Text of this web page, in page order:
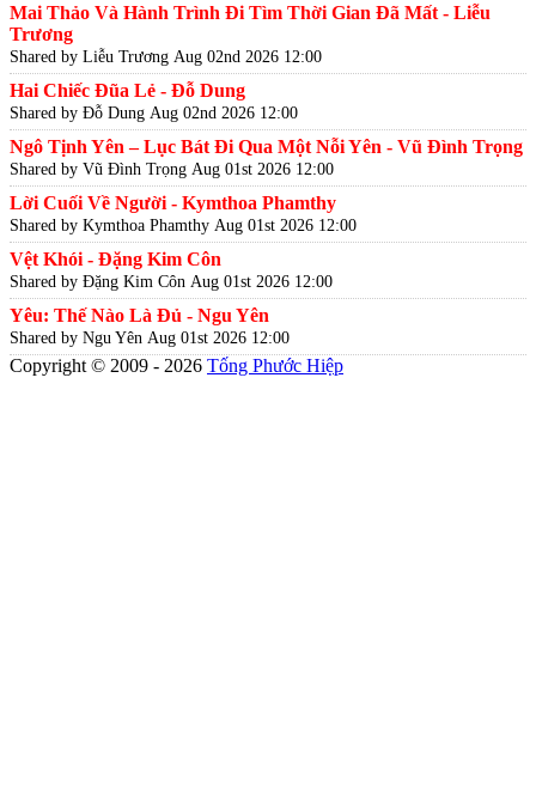
Mai Thảo Và Hành Trình Đi Tìm Thời Gian Đã Mất - Liễu
Trương
Shared by Liễu Trương Aug 02nd 2026 12:00
Hai Chiếc Đũa Lẻ - Đỗ Dung
Shared by Đỗ Dung Aug 02nd 2026 12:00
Ngô Tịnh Yên – Lục Bát Đi Qua Một Nỗi Yên - Vũ Đình Trọng
Shared by Vũ Đình Trọng Aug 01st 2026 12:00
Lời Cuối Về Người - Kymthoa Phamthy
Shared by Kymthoa Phamthy Aug 01st 2026 12:00
Vệt Khói - Đặng Kim Côn
Shared by Đặng Kim Côn Aug 01st 2026 12:00
Yêu: Thế Nào Là Đủ - Ngu Yên
Shared by Ngu Yên Aug 01st 2026 12:00
Copyright © 2009 - 2026 Tống Phước Hiệp